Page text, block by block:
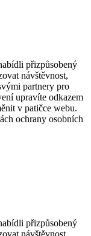
přizpůsobený
návštěvnost,
partnery pro
upravíte odkazem
v patičce webu.
ochrany osobních
přizpůsobený
návštěvnost,